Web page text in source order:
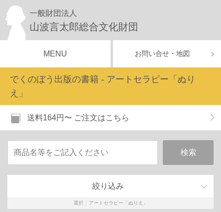
一般財団法人
山波言太郎総合文化財団
MENU お問い合せ・地図
でくのぼう出版の書籍 - アートセラピー「ぬり
え」
送料164円〜 ご注文はこちら
絞り込み
選択 アートセラピー「ぬりえ」